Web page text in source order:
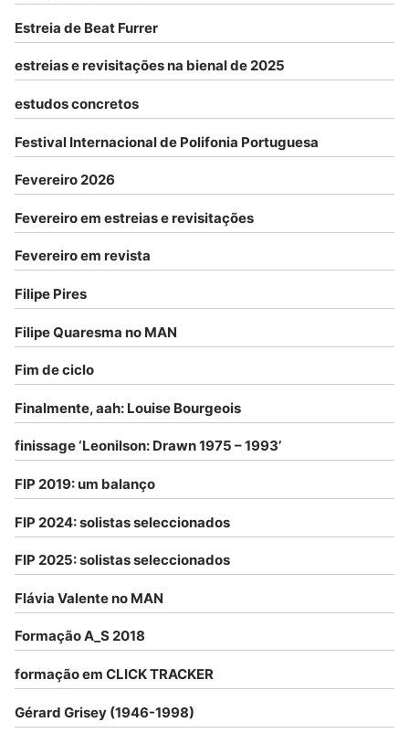
Estreia de Beat Furrer
estreias e revisitações na bienal de 2025
estudos concretos
Festival Internacional de Polifonia Portuguesa
Fevereiro 2026
Fevereiro em estreias e revisitações
Fevereiro em revista
Filipe Pires
Filipe Quaresma no MAN
Fim de ciclo
Finalmente, aah: Louise Bourgeois
finissage ‘Leonilson: Drawn 1975 – 1993’
FIP 2019: um balanço
FIP 2024: solistas seleccionados
FIP 2025: solistas seleccionados
Flávia Valente no MAN
Formação A_S 2018
formação em CLICK TRACKER
Gérard Grisey (1946-1998)